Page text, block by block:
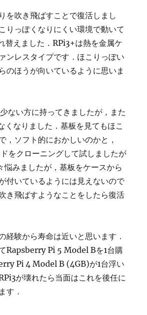
を吹き飛ばすことで復活しまし
りっぽくなりにくい環境で動いて
替えました．RPi3+は熱を金属ケ
ンレスタイプです．ほこりっぽい
のほうが向いているように思いま
ない方に持ってきましたが，また
なりました．基板を見てもほこ
，ソフト的におかしいのかと，
をクローニングして試しましたが
悩みましたが，基板をケースから
付いているようには見えないので
き飛ばすようなことをしたら復活
経験から寿命は近いと思います．
Rapsberry Pi 5 Model Bを1台購
Pi 4 Model B (4GB)が1台浮い
が壊れたら当面はこれを後任に
す．